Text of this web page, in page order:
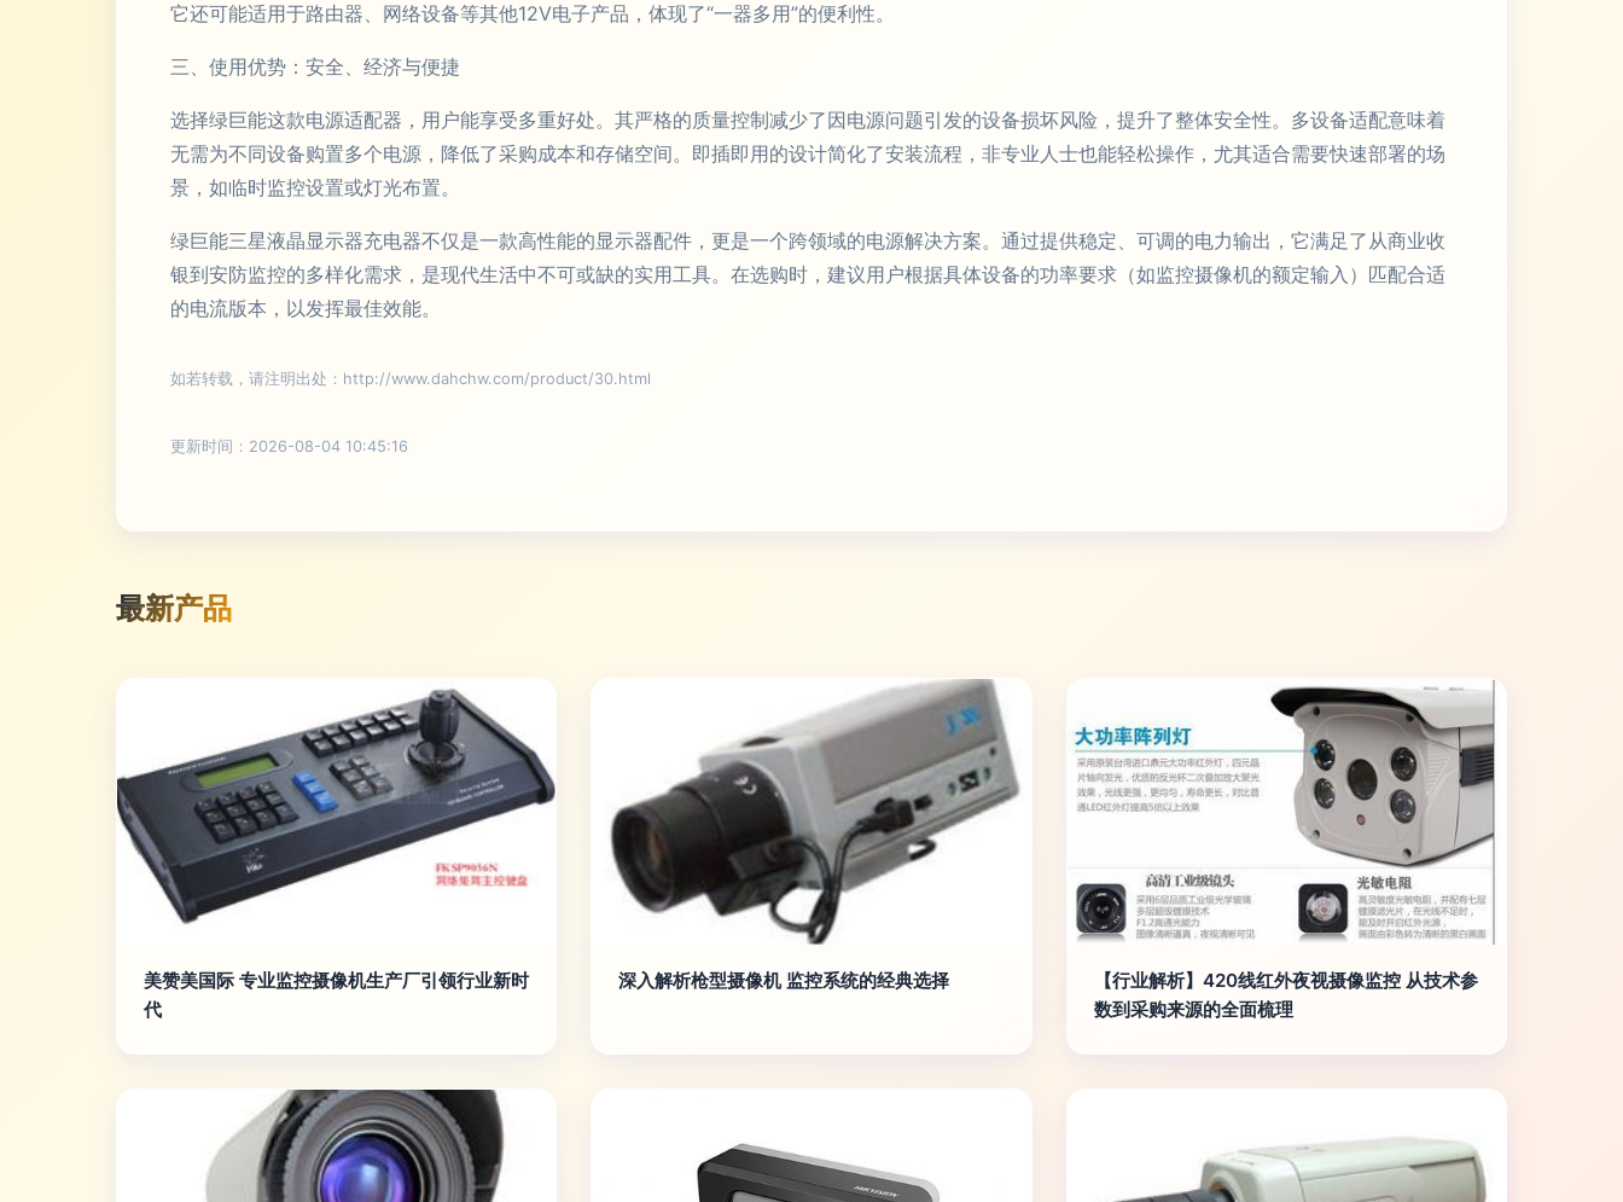
它还可能适用于路由器、网络设备等其他12V电子产品，体现了“一器多用”的便利性。
三、使用优势：安全、经济与便捷
选择绿巨能这款电源适配器，用户能享受多重好处。其严格的质量控制减少了因电源问题引发的设备损坏风险，提升了整体安全性。多设备适配意味着
无需为不同设备购置多个电源，降低了采购成本和存储空间。即插即用的设计简化了安装流程，非专业人士也能轻松操作，尤其适合需要快速部署的场
景，如临时监控设置或灯光布置。
绿巨能三星液晶显示器充电器不仅是一款高性能的显示器配件，更是一个跨领域的电源解决方案。通过提供稳定、可调的电力输出，它满足了从商业收
银到安防监控的多样化需求，是现代生活中不可或缺的实用工具。在选购时，建议用户根据具体设备的功率要求（如监控摄像机的额定输入）匹配合适
的电流版本，以发挥最佳效能。
如若转载，请注明出处：http://www.dahchw.com/product/30.html
更新时间：2026-08-04 10:45:16
最新产品
美赞美国际 专业监控摄像机生产厂引领行业新时
代
深入解析枪型摄像机 监控系统的经典选择
【行业解析】420线红外夜视摄像监控 从技术参
数到采购来源的全面梳理